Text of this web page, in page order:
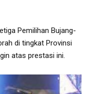
Pemilihan Bujang-
di tingkat Provinsi
atas prestasi ini.